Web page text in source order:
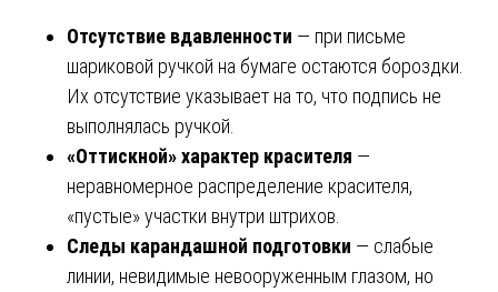
Отсутствие вдавленности — при письме
шариковой ручкой на бумаге остаются бороздки.
Их отсутствие указывает на то, что подпись не
выполнялась ручкой.
«Оттискной» характер красителя —
неравномерное распределение красителя,
«пустые» участки внутри штрихов.
Следы карандашной подготовки — слабые
линии, невидимые невооруженным глазом, но